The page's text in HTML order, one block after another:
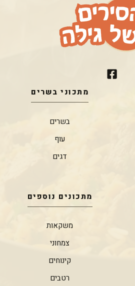
מתכוני בשרים
בשרים
עוף
דגים
מתכונים נוספים
משקאות
צמחוני
קינוחים
רטבים